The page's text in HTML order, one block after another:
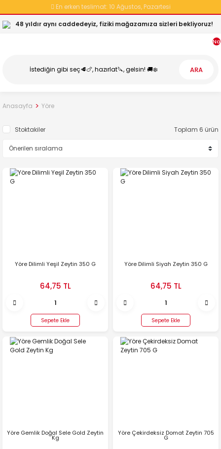
En erken teslimat: 10 Ağustos, Pazartesi
48 yıldır aynı caddedeyiz, fiziki mağazamıza sizleri bekliyoruz!
ARA
Anasayfa Yöre
Stoktakiler Toplam 6 ürün
Yöre Dilimli Yeşil Zeytin 350 G
64,75 TL
Sepete Ekle
Yöre Dilimli Siyah Zeytin 350 G
64,75 TL
Sepete Ekle
Yöre Gemlik Doğal Sele Gold Zeytin
Kg
Yöre Çekirdeksiz Domat Zeytin 705
G